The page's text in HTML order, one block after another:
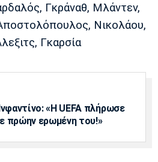
Γκράναθ, Μλάντεν,
Νικολάου,
Γκαρσία
«Η UEFA πλήρωσε
πρώην ερωμένη του!»